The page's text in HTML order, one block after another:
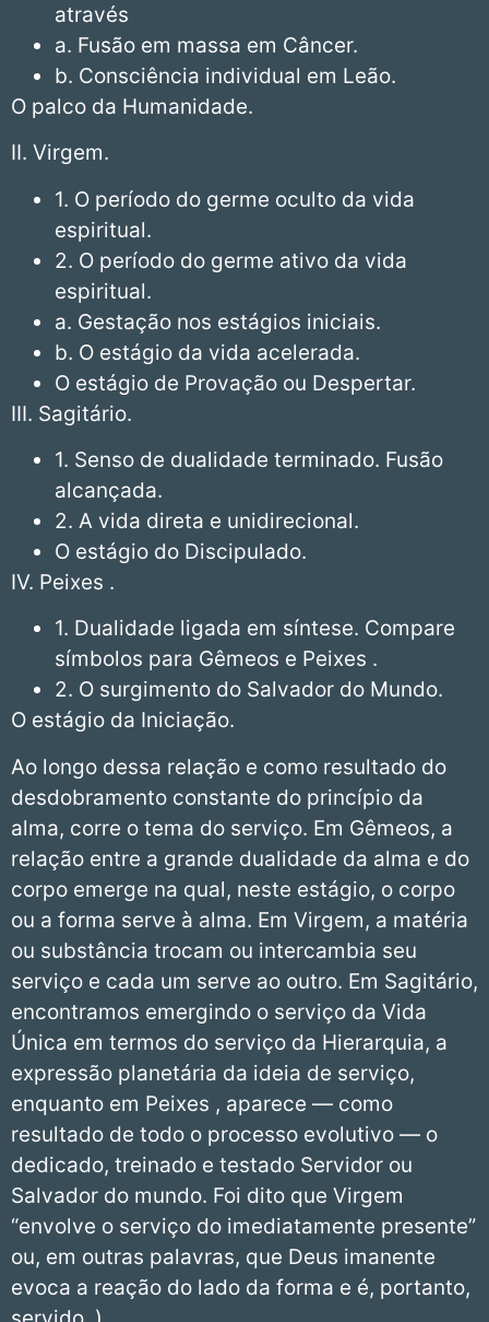
através
a. Fusão em massa em Câncer.
b. Consciência individual em Leão.
O palco da Humanidade.
II. Virgem.
1. O período do germe oculto da vida
espiritual.
2. O período do germe ativo da vida
espiritual.
a. Gestação nos estágios iniciais.
b. O estágio da vida acelerada.
O estágio de Provação ou Despertar.
III. Sagitário.
1. Senso de dualidade terminado. Fusão
alcançada.
2. A vida direta e unidirecional.
O estágio do Discipulado.
IV. Peixes .
1. Dualidade ligada em síntese. Compare
símbolos para Gêmeos e Peixes .
2. O surgimento do Salvador do Mundo.
O estágio da Iniciação.
Ao longo dessa relação e como resultado do
desdobramento constante do princípio da
alma, corre o tema do serviço. Em Gêmeos, a
relação entre a grande dualidade da alma e do
corpo emerge na qual, neste estágio, o corpo
ou a forma serve à alma. Em Virgem, a matéria
ou substância trocam ou intercambia seu
serviço e cada um serve ao outro. Em Sagitário,
encontramos emergindo o serviço da Vida
Única em termos do serviço da Hierarquia, a
expressão planetária da ideia de serviço,
enquanto em Peixes , aparece — como
resultado de todo o processo evolutivo — o
dedicado, treinado e testado Servidor ou
Salvador do mundo. Foi dito que Virgem
“envolve o serviço do imediatamente presente”
ou, em outras palavras, que Deus imanente
evoca a reação do lado da forma e é, portanto,